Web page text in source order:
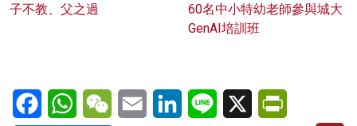
子不教、父之過
60名中小特幼老師參與城大
GenAI培訓班
FacebookWhatsAppWeChatEmail LinkedInLine X